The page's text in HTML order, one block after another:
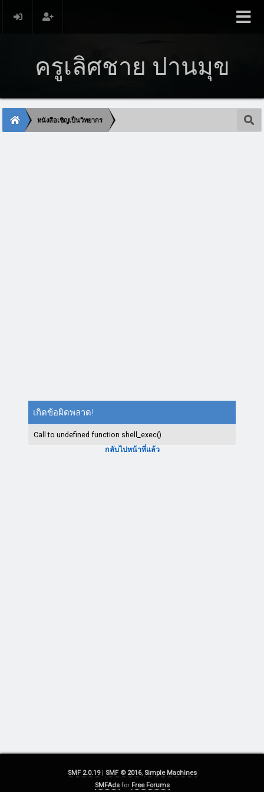
ครูเลิศชาย ปานมุข
หนังสือเชิญเป็นวิทยากร
เกิดข้อผิดพลาด!
Call to undefined function shell_exec()
กลับไปหน้าที่แล้ว
SMF 2.0.19| SMF © 2016, Simple Machines
SMFAdsfor Free Forums